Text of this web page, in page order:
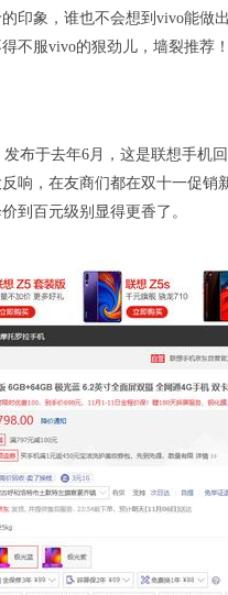
印象，谁也不会想到vivo能做
不服vivo的狠劲儿，墙裂推荐！
布于去年6月，这是联想手机
响，在友商们都在双十一促
到百元级别显得更香了。